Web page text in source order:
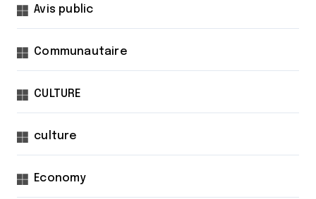
Avis public
Communautaire
CULTURE
culture
Economy